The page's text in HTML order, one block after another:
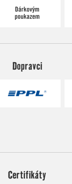
Dopravci
Certifikáty